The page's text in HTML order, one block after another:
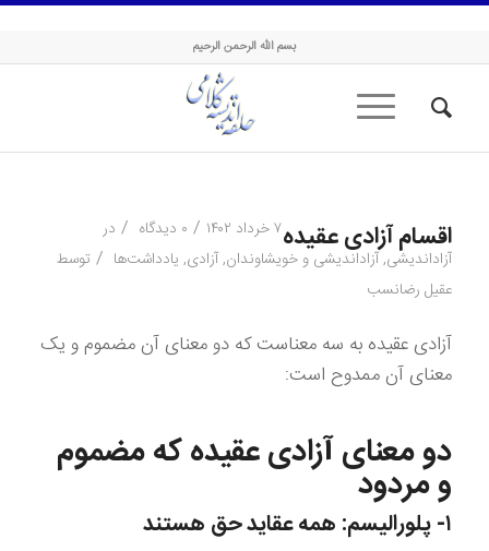
حلقه اندیشه کلامی
بسم الله الرحمن الرحیم
اقسام آزادی عقیده۷ خرداد ۱۴۰۲ / ۰ دیدگاه / در
آزاداندیشی,آزاداندیشی و خویشاوندان,آزادی, یادداشت‌ها / توسط
عقیل رضانسب
آزادی عقیده به سه معناست که دو معنای آن مضموم و یک
معنای آن ممدوح است:
دو معنای آزادی عقیده که مضموم
و مردود
۱- پلورالیسم: همه عقاید حق هستند